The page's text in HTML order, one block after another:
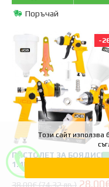
Този сайт използва
Поръчай
-
ПИСТОЛЕТ ЗА
1.4ММ ГОРНО КАЗАНЧЕ
38.00€ (74.32 лв.)